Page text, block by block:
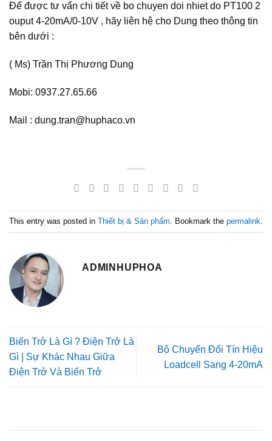
Để được tư vấn chi tiết về bo chuyen doi nhiet do PT100 2
ouput 4-20mA/0-10V , hãy liên hệ cho Dung theo thông tin
bên dưới :
( Ms) Trần Thị Phương Dung
Mobi: 0937.27.65.66
Mail : dung.tran@huphaco.vn
This entry was posted in Thiết bị & Sản phẩm . Bookmark the permalink
ADMINHUPHOA
Biến Trở Là Gì ? Điện Trở Là
Gì | Sự Khác Nhau Giữa
Điện Trở Và Biến Trở
Bộ Chuyển Đổi Tín Hiệu
Loadcell Sang 4-20mA